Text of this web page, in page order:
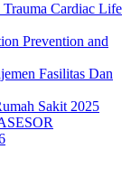
Trauma Cardiac Life
Prevention and
Fasilitas Dan
Sakit 2025